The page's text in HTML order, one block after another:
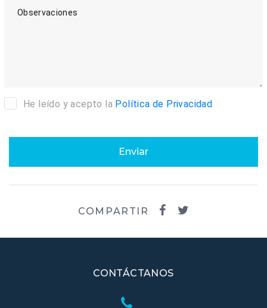
Observaciones
He leído y acepto la Política de Privacidad
Enviar
COMPARTIR
CONTÁCTANOS